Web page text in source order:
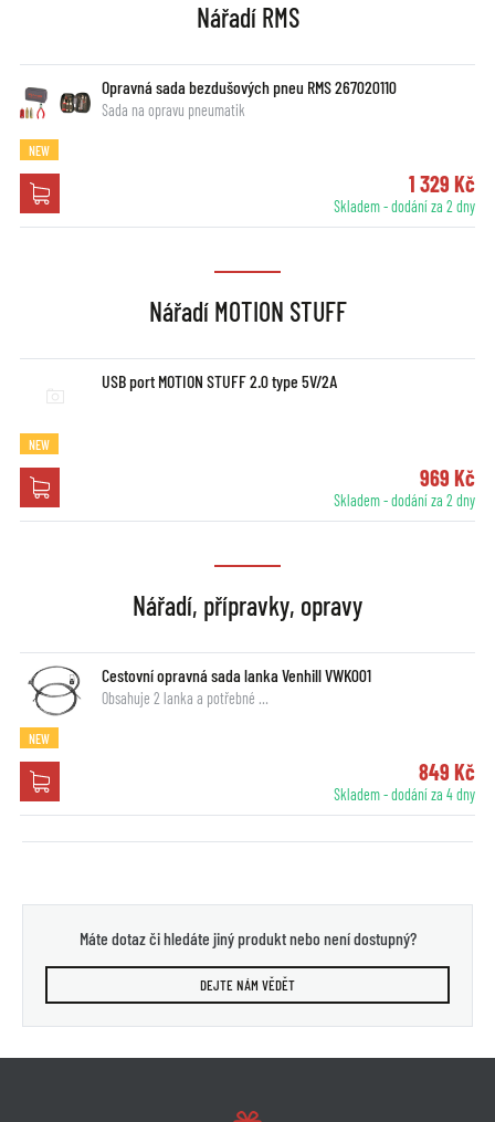
Nářadí RMS
Opravná sada bezdušových pneu RMS 267020110
Sada na opravu pneumatik
NEW
1 329 Kč
Skladem - dodání za 2 dny
Nářadí MOTION STUFF
USB port MOTION STUFF 2.0 type 5V/2A
NEW
969 Kč
Skladem - dodání za 2 dny
Nářadí, přípravky, opravy
Cestovní opravná sada lanka Venhill VWK001
Obsahuje 2 lanka a potřebné …
NEW
849 Kč
Skladem - dodání za 4 dny
Máte dotaz či hledáte jiný produkt nebo není dostupný?
DEJTE NÁM VĚDĚT